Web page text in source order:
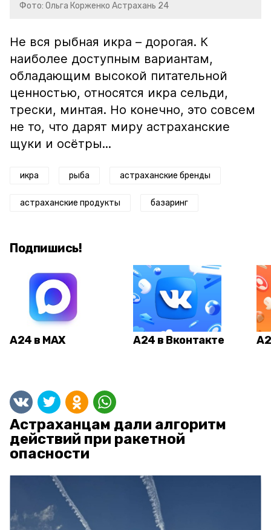
Фото: Ольга Корженко Астрахань 24
Не вся рыбная икра – дорогая. К
наиболее доступным вариантам,
обладающим высокой питательной
ценностью, относятся икра сельди,
трески, минтая. Но конечно, это совсем
не то, что дарят миру астраханские
щуки и осётры...
икра рыба астраханские бренды
астраханские продукты базаринг
Подпишись!
А24 в MAX А24 в Вконтакте
Астраханцам дали алгоритм
действий при ракетной
опасности